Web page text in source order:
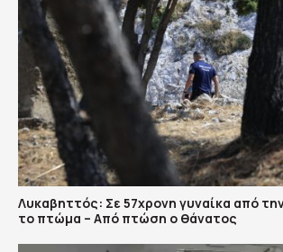
Λυκαβηττός: Σε 57χρονη γυναίκα από
το πτώμα – Από πτώση ο θάνατος